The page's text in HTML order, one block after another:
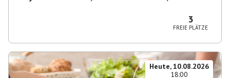
3
FREIE PLÄTZE
Heute, 10.08.2026
18:00